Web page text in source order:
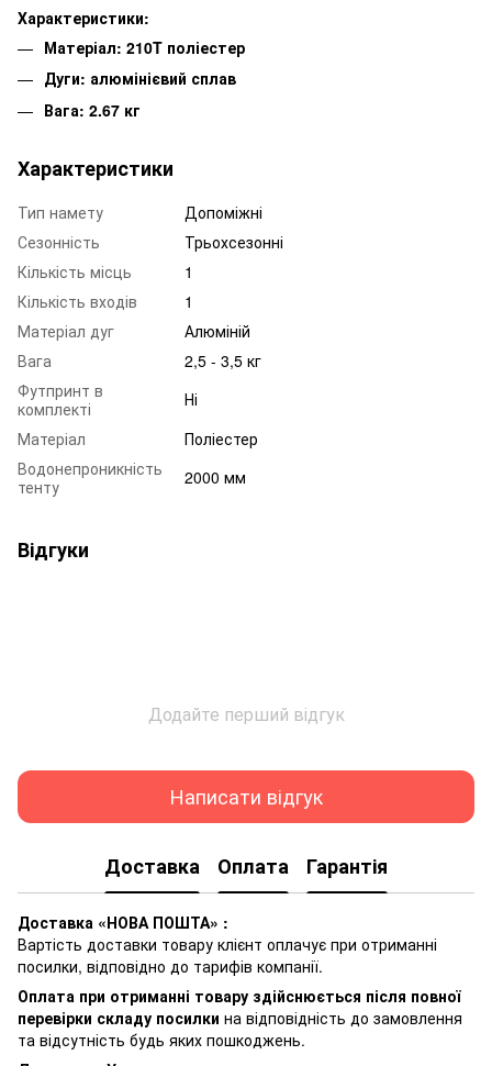
Характеристики:
Матеріал: 210T поліестер
Дуги: алюмінієвий сплав
Вага: 2.67 кг
Характеристики
Тип намету
Допоміжні
Сезонність
Трьохсезонні
Кількість місць
1
Кількість входів
1
Матеріал дуг
Алюміній
Вага
2,5 - 3,5 кг
Футпринт в
комплекті
Ні
Матеріал
Поліестер
Водонепроникність
тенту
2000 мм
Відгуки
Додайте перший відгук
Написати відгук
Доставка Оплата Гарантія
Доставка «НОВА ПОШТА» :
Вартість доставки товару клієнт оплачує при отриманні
посилки, відповідно до тарифів компанії.
Оплата при отриманні товару здійснюється після повної
перевірки складу посилки на відповідність до замовлення
та відсутність будь яких пошкоджень.